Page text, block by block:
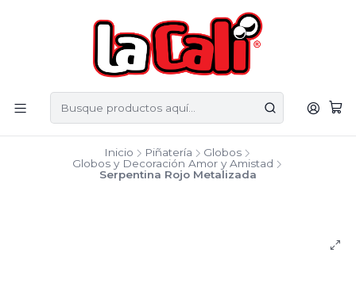
Inicio Piñatería
Globos
Globos y Decoración Amor y Amistad
Serpentina Rojo Metalizada